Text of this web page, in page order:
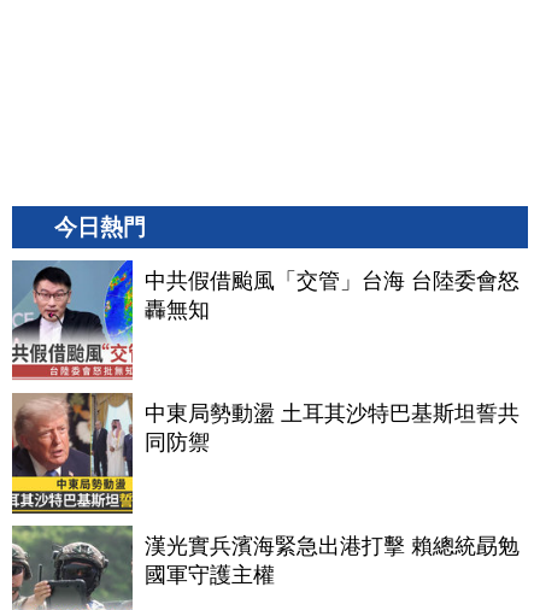
今日熱門
中共假借颱風「交管」台海 台陸委會怒
轟無知
中東局勢動盪 土耳其沙特巴基斯坦誓共
同防禦
漢光實兵濱海緊急出港打擊 賴總統勗勉
國軍守護主權